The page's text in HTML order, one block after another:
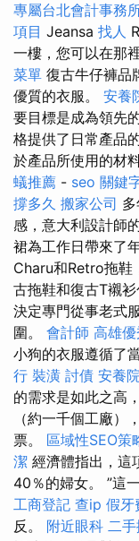
專屬台北會計事務
項目 Jeansa 找人
一樓，您可以在那
菜單 復古牛仔褲品
優質的衣服。 安養
要目標是成為領先
格提供了日常產品
於產品所使用的材
蟻推薦 - seo 關鍵
撐多久 搬家公司
感，意大利設計師
裙為工作日帶來了
Charu和Retro拖鞋
古拖鞋和復古T襯
決定專門從事老式
圍。 會計師 高雄
小狗的衣服遵循了
行 裝潢 討債 安養
的需求是如此之高
（約一千個工廠）
票。 區域性SEO策
潔 經濟體指出，這
40％的婦女。 ”這
工商登記 查ip 假牙
反。 附近眼科 二